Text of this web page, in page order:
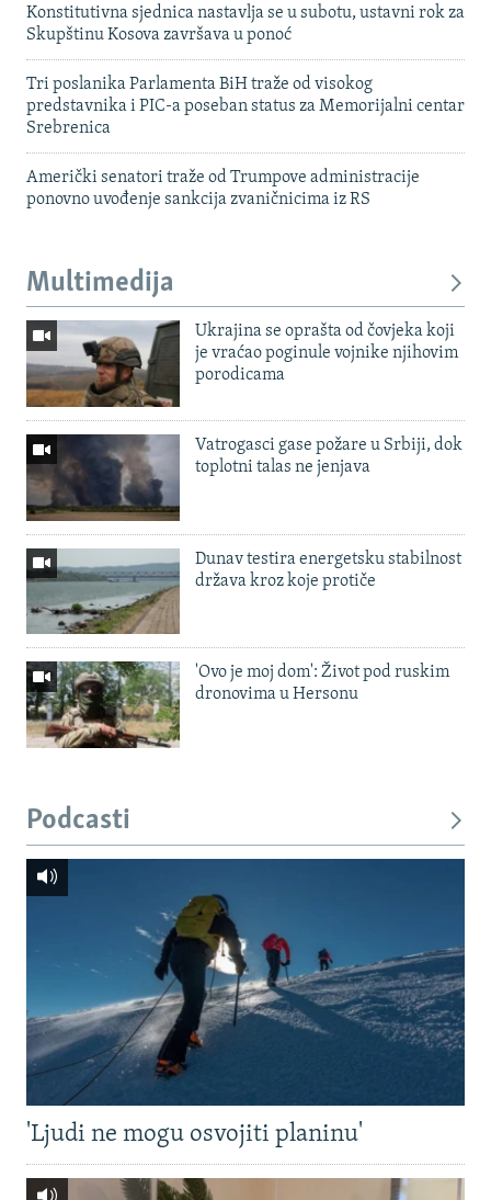
Konstitutivna sjednica nastavlja se u subotu, ustavni rok za
Skupštinu Kosova završava u ponoć
Tri poslanika Parlamenta BiH traže od visokog
predstavnika i PIC-a poseban status za Memorijalni centar
Srebrenica
Američki senatori traže od Trumpove administracije
ponovno uvođenje sankcija zvaničnicima iz RS
Multimedija
Ukrajina se oprašta od čovjeka koji
je vraćao poginule vojnike njihovim
porodicama
Vatrogasci gase požare u Srbiji, dok
toplotni talas ne jenjava
Dunav testira energetsku stabilnost
država kroz koje protiče
'Ovo je moj dom': Život pod ruskim
dronovima u Hersonu
Podcasti
'Ljudi ne mogu osvojiti planinu'